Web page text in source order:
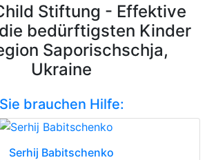
Stiftung - Effektive
bedürftigsten Kinder
Saporischschja,
Ukraine
Sie brauchen Hilfe:
Serhij Babitschenko